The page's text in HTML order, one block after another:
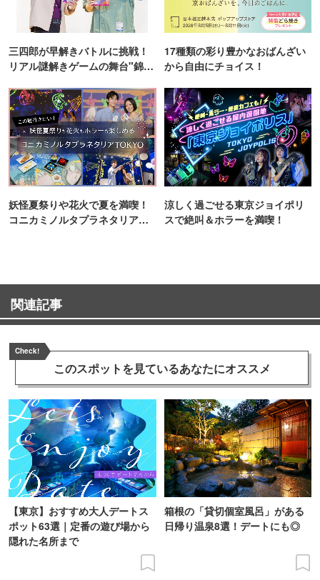
三四郎が早解きバトルに挑戦！
リアル謎解きゲームの舞台"錦糸
17種類の彩り豊かなおばんざい
から自由にチョイス！
妖怪夏祭りや花火で夏を満喫！
コニカミノルタプラネタリア
涼しく過ごせる東京ジョイポリ
スで絶叫＆ホラーを満喫！
関連記事
Check!
このスポットを見ているあなたにオススメ
【東京】おすすめ大人デートス
ポット63選｜定番の遊び場から
隠れた名所まで
箱根の「貸切個室風呂」がある
日帰り温泉8選！デートにも◎